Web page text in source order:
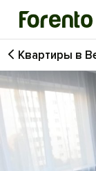
Войти
История
Квартиры в